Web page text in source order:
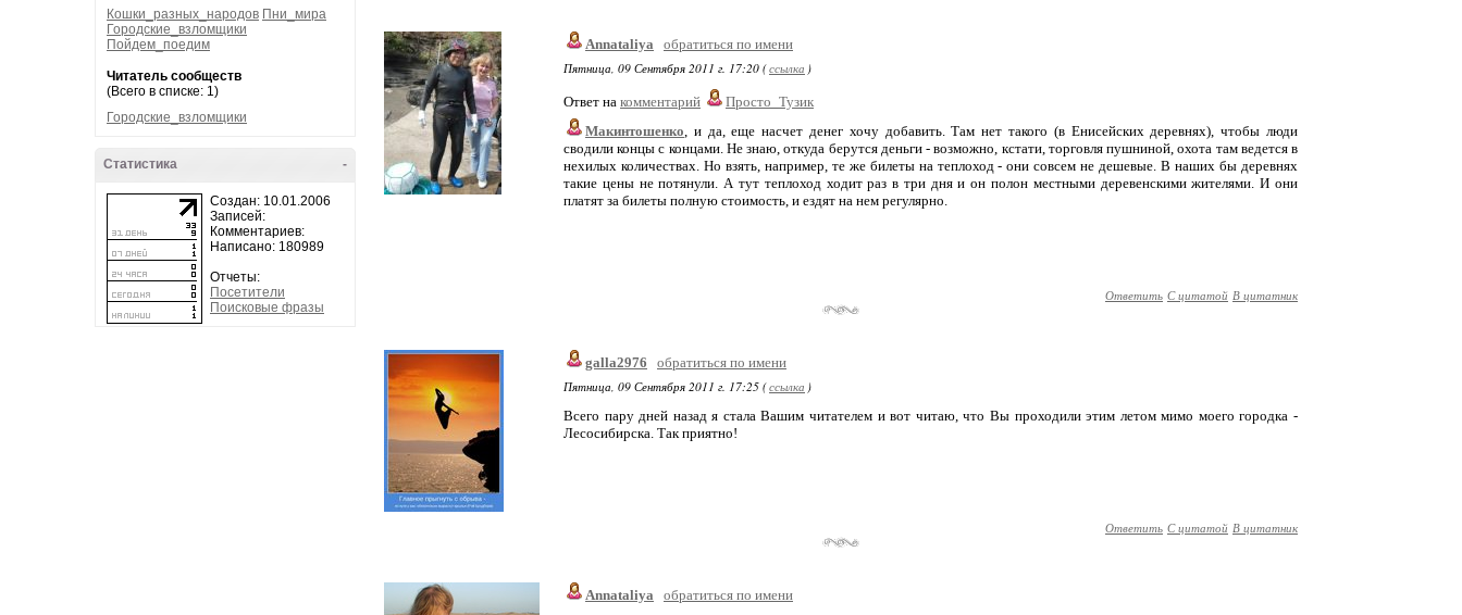
Кошки_разных_народов Пни_мира
Городские_взломщики
Пойдем_поедим
Читатель сообществ
(Всего в списке: 1)
Городские_взломщики
-
Статистика
Создан: 10.01.2006
Записей:
Комментариев:
Написано: 180989
Отчеты:
Посетители
Поисковые фразы
Annataliya
обратиться по имени
Пятница, 09 Сентября 2011 г. 17:20 (ссылка )
Ответ на комментарий
Просто_Тузик
Макинтошенко, и да, еще насчет денег хочу добавить. Там нет такого (в Енисейских деревнях), чтобы люди
сводили концы с концами. Не знаю, откуда берутся деньги - возможно, кстати, торговля пушниной, охота там ведется в
нехилых количествах. Но взять, например, те же билеты на теплоход - они совсем не дешевые. В наших бы деревнях
такие цены не потянули. А тут теплоход ходит раз в три дня и он полон местными деревенскими жителями. И они
платят за билеты полную стоимость, и ездят на нем регулярно.
Ответить С цитатой В цитатник
galla2976
обратиться по имени
Пятница, 09 Сентября 2011 г. 17:25 (ссылка )
Всего пару дней назад я стала Вашим читателем и вот читаю, что Вы проходили этим летом мимо моего городка -
Лесосибирска. Так приятно!
Ответить С цитатой В цитатник
Annataliya
обратиться по имени